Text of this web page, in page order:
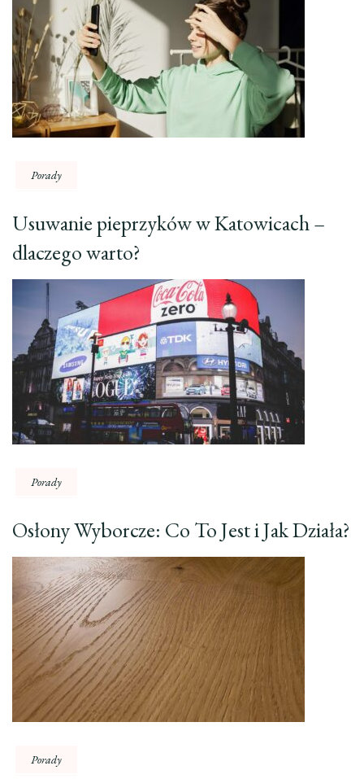
Porady
Usuwanie pieprzyków w Katowicach –
dlaczego warto?
Porady
Osłony Wyborcze: Co To Jest i Jak Działa?
Porady